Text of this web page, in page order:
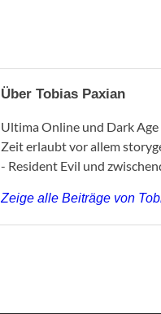
Über Tobias Paxian
Ultima Online und Dark
Zeit erlaubt vor allem
- Resident Evil und
Zeige alle Beiträge von